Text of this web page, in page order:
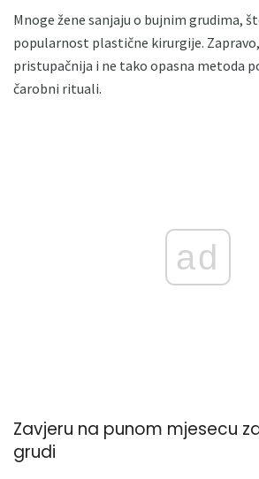
Mnoge žene sanjaju o bujnim grudima,
popularnost plastične kirurgije.
pristupačnija i ne tako opasna metoda
čarobni rituali.
ad
Zavjeru na punom mjesecu
grudi